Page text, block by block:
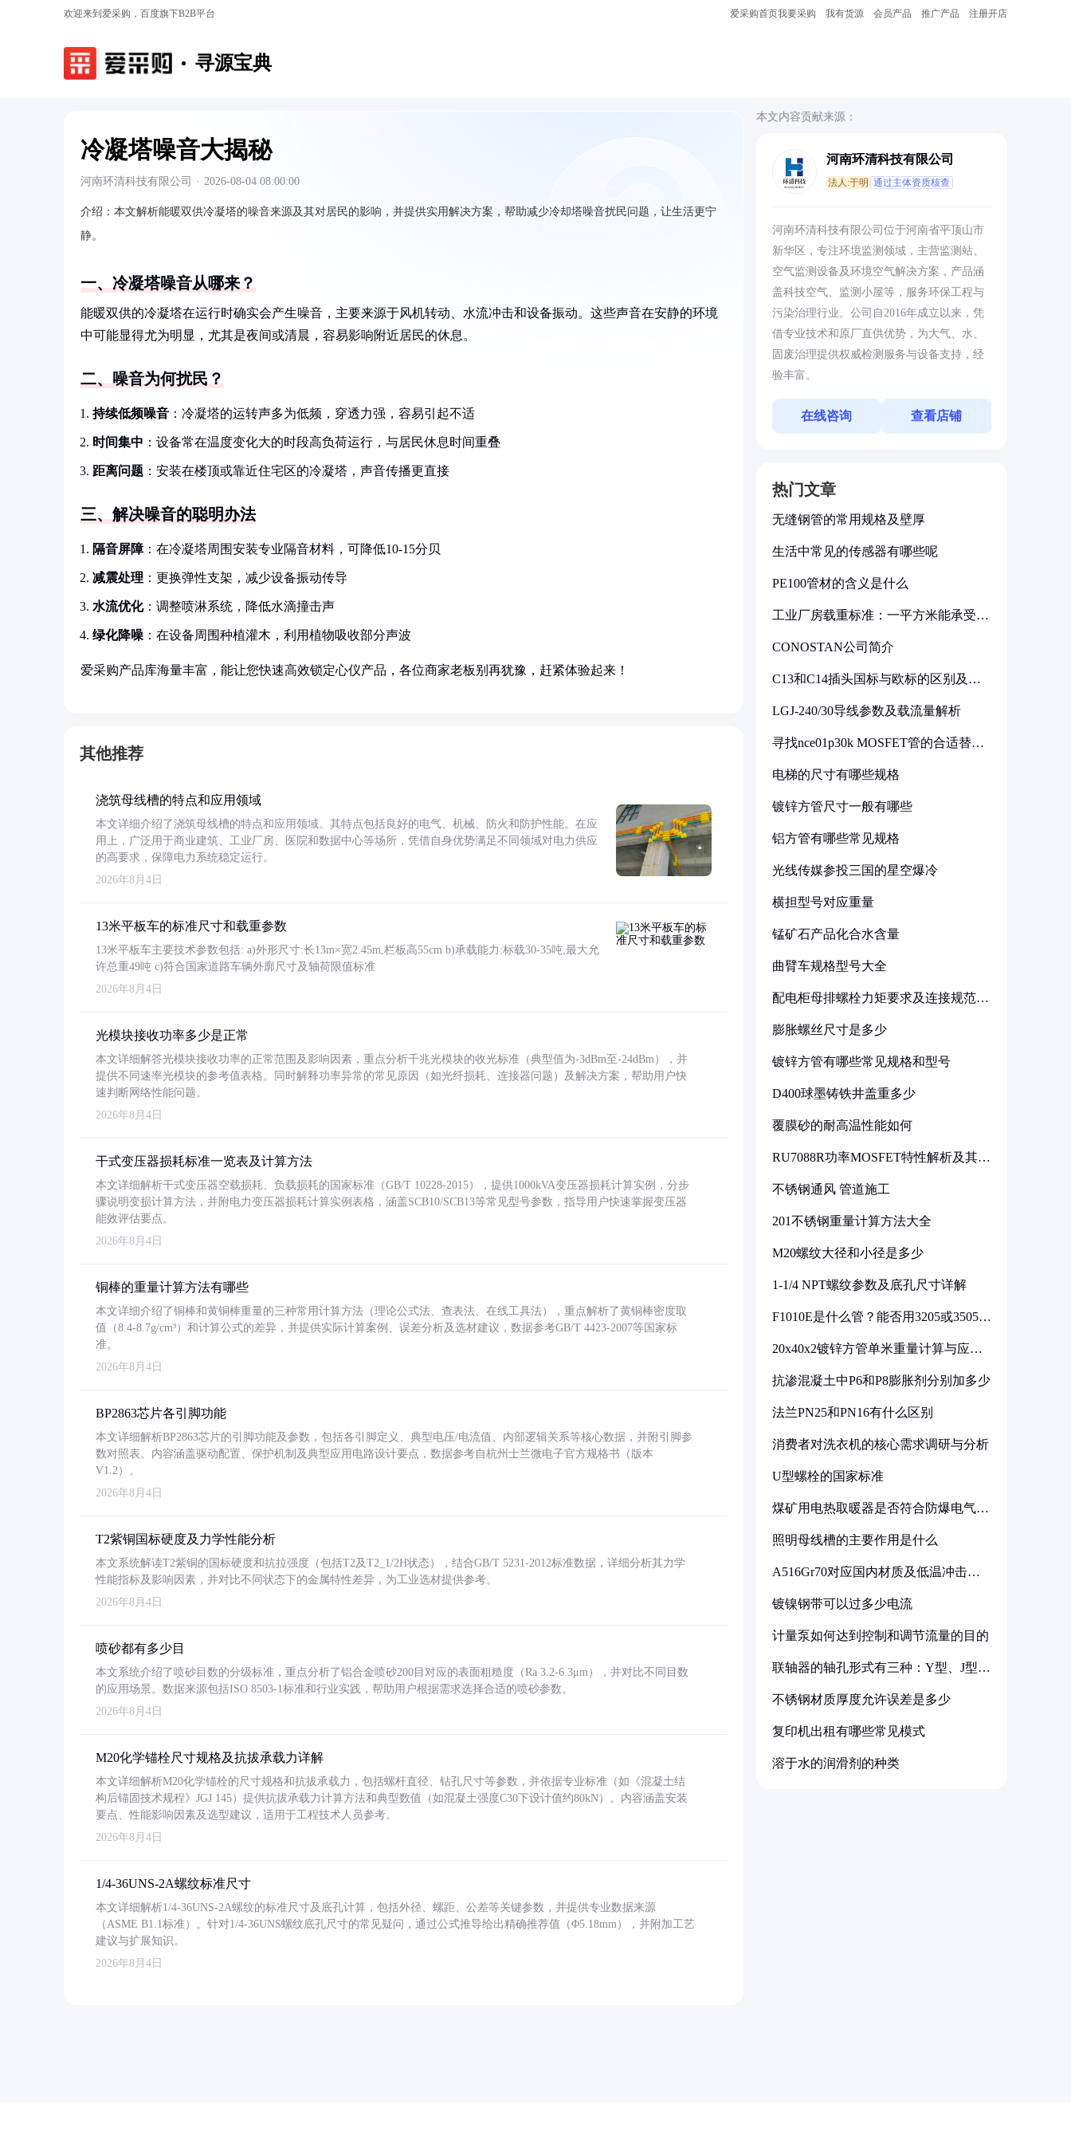
欢迎来到爱采购，百度旗下B2B平台 爱采购首页我要采购 我有货源 会员产品 推广产品 注册开店
寻源宝典
冷凝塔噪音大揭秘
河南环清科技有限公司 · 2026-08-04 08:00:00
介绍： 本文解析能暖双供冷凝塔的噪音来源及其对居民的影响，并提供实用解决方案，帮助减少冷却塔噪音扰民问题，让生活更宁
静。
一、冷凝塔噪音从哪来？
能暖双供的冷凝塔在运行时确实会产生噪音，主要来源于风机转动、水流冲击和设备振动。这些声音在安静的环境
中可能显得尤为明显，尤其是夜间或清晨，容易影响附近居民的休息。
二、噪音为何扰民？
持续低频噪音 ：冷凝塔的运转声多为低频，穿透力强，容易引起不适
时间集中 ：设备常在温度变化大的时段高负荷运行，与居民休息时间重叠
距离问题 ：安装在楼顶或靠近住宅区的冷凝塔，声音传播更直接
三、解决噪音的聪明办法
隔音屏障：在冷凝塔周围安装专业隔音材料，可降低10-15分贝
减震处理 ：更换弹性支架，减少设备振动传导
水流优化：调整喷淋系统，降低水滴撞击声
绿化降噪 ：在设备周围种植灌木，利用植物吸收部分声波
爱采购产品库海量丰富，能让您快速高效锁定心仪产品，各位商家老板别再犹豫，赶紧体验起来！
其他推荐
浇筑母线槽的特点和应用领域
本文详细介绍了浇筑母线槽的特点和应用领域。其特点包括良好的电气、机械、防火和防护性能。在应
用上，广泛用于商业建筑、工业厂房、医院和数据中心等场所，凭借自身优势满足不同领域对电力供应
的高要求，保障电力系统稳定运行。
2026年8月4日
13米平板车的标准尺寸和载重参数
13米平板车主要技术参数包括: a)外形尺寸:长13m×宽2.45m,栏板高55cm b)承载能力:标载30-35吨,最大允
许总重49吨 c)符合国家道路车辆外廓尺寸及轴荷限值标准
2026年8月4日
光模块接收功率多少是正常
本文详细解答光模块接收功率的正常范围及影响因素，重点分析千兆光模块的收光标准（典型值为-3dBm至-24dBm），并
提供不同速率光模块的参考值表格。同时解释功率异常的常见原因（如光纤损耗、连接器问题）及解决方案，帮助用户快
速判断网络性能问题。
2026年8月4日
干式变压器损耗标准一览表及计算方法
本文详细解析干式变压器空载损耗、负载损耗的国家标准（GB/T 10228-2015），提供1000kVA变压器损耗计算实例，分步
骤说明变损计算方法，并附电力变压器损耗计算实例表格，涵盖SCB10/SCB13等常见型号参数，指导用户快速掌握变压器
能效评估要点。
2026年8月4日
铜棒的重量计算方法有哪些
本文详细介绍了铜棒和黄铜棒重量的三种常用计算方法（理论公式法、查表法、在线工具法），重点解析了黄铜棒密度取
值（8.4-8.7g/cm³）和计算公式的差异，并提供实际计算案例、误差分析及选材建议，数据参考GB/T 4423-2007等国家标
准。
2026年8月4日
BP2863芯片各引脚功能
本文详细解析BP2863芯片的引脚功能及参数，包括各引脚定义、典型电压/电流值、内部逻辑关系等核心数据，并附引脚参
数对照表。内容涵盖驱动配置、保护机制及典型应用电路设计要点，数据参考自杭州士兰微电子官方规格书（版本
V1.2）。
2026年8月4日
T2紫铜国标硬度及力学性能分析
本文系统解读T2紫铜的国标硬度和抗拉强度（包括T2及T2_1/2H状态），结合GB/T 5231-2012标准数据，详细分析其力学
性能指标及影响因素，并对比不同状态下的金属特性差异，为工业选材提供参考。
2026年8月4日
喷砂都有多少目
本文系统介绍了喷砂目数的分级标准，重点分析了铝合金喷砂200目对应的表面粗糙度（Ra 3.2-6.3μm），并对比不同目数
的应用场景。数据来源包括ISO 8503-1标准和行业实践，帮助用户根据需求选择合适的喷砂参数。
2026年8月4日
M20化学锚栓尺寸规格及抗拔承载力详解
本文详细解析M20化学锚栓的尺寸规格和抗拔承载力，包括螺杆直径、钻孔尺寸等参数，并依据专业标准（如《混凝土结
构后锚固技术规程》JGJ 145）提供抗拔承载力计算方法和典型数值（如混凝土强度C30下设计值约80kN）。内容涵盖安装
要点、性能影响因素及选型建议，适用于工程技术人员参考。
2026年8月4日
1/4-36UNS-2A螺纹标准尺寸
本文详细解析1/4-36UNS-2A螺纹的标准尺寸及底孔计算，包括外径、螺距、公差等关键参数，并提供专业数据来源
（ASME B1.1标准）。针对1/4-36UNS螺纹底孔尺寸的常见疑问，通过公式推导给出精确推荐值（Φ5.18mm），并附加工艺
建议与扩展知识。
2026年8月4日
本文内容贡献来源：
河南环清科技有限公司
法人:于明 通过主体资质核查
河南环清科技有限公司位于河南省平顶山市
新华区，专注环境监测领域，主营监测站、
空气监测设备及环境空气解决方案，产品涵
盖科技空气、监测小屋等，服务环保工程与
污染治理行业。公司自2016年成立以来，凭
借专业技术和原厂直供优势，为大气、水、
固废治理提供权威检测服务与设备支持，经
验丰富。
在线咨询 查看店铺
热门文章
无缝钢管的常用规格及壁厚
生活中常见的传感器有哪些呢
PE100管材的含义是什么
工业厂房载重标准：一平方米能承受多
CONOSTAN公司简介
C13和C14插头国标与欧标的区别及其
LGJ-240/30导线参数及载流量解析
寻找nce01p30k MOSFET管的合适替代
电梯的尺寸有哪些规格
镀锌方管尺寸一般有哪些
铝方管有哪些常见规格
光线传媒参投三国的星空爆冷
横担型号对应重量
锰矿石产品化合水含量
曲臂车规格型号大全
配电柜母排螺栓力矩要求及连接规范详
膨胀螺丝尺寸是多少
镀锌方管有哪些常见规格和型号
D400球墨铸铁井盖重多少
覆膜砂的耐高温性能如何
RU7088R功率MOSFET特性解析及其在
不锈钢通风 管道施工
201不锈钢重量计算方法大全
M20螺纹大径和小径是多少
1-1/4 NPT螺纹参数及底孔尺寸详解
F1010E是什么管？能否用3205或3505代
20x40x2镀锌方管单米重量计算与应用
抗渗混凝土中P6和P8膨胀剂分别加多少
法兰PN25和PN16有什么区别
消费者对洗衣机的核心需求调研与分析
U型螺栓的国家标准
煤矿用电热取暖器是否符合防爆电气设
照明母线槽的主要作用是什么
A516Gr70对应国内材质及低温冲击要
镀镍钢带可以过多少电流
计量泵如何达到控制和调节流量的目的
联轴器的轴孔形式有三种：Y型、J型、
不锈钢材质厚度允许误差是多少
复印机出租有哪些常见模式
溶于水的润滑剂的种类